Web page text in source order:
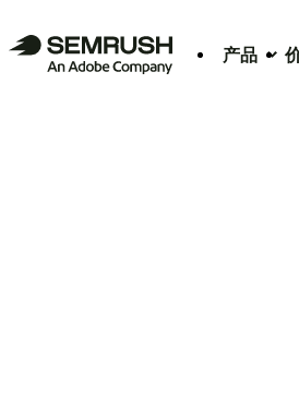
产品